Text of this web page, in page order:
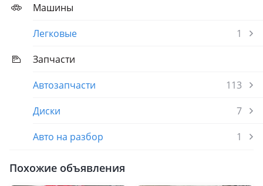
Машины
Легковые
1
Запчасти
Автозапчасти
113
Диски
7
Авто на разбор
1
Похожие объявления